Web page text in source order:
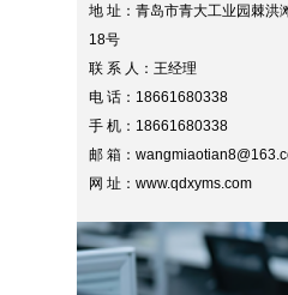
地 址：青岛市青大工业园棘洪
18号
联 系 人：王经理
电 话：18661680338
手 机：18661680338
邮 箱：
网 址：www.qdxyms.com